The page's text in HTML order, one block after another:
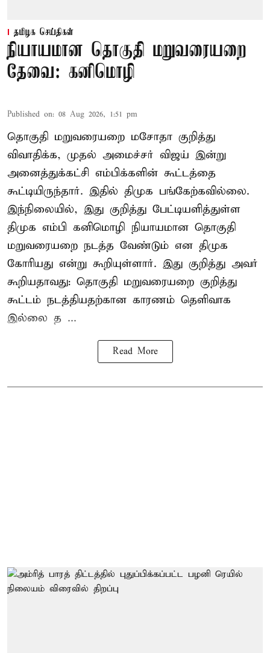
தமிழக செய்திகள்
நியாயமான தொகுதி மறுவரையறை
தேவை: கனிமொழி
Published on: 08 Aug 2026, 1:51 pm
தொகுதி மறுவரையறை மசோதா குறித்து
விவாதிக்க, முதல் அமைச்சர் விஜய் இன்று
அனைத்துக்கட்சி எம்பிக்களின் கூட்டத்தை
கூட்டியிருந்தார். இதில் திமுக பங்கேற்கவில்லை.
இந்நிலையில், இது குறித்து பேட்டியளித்துள்ள
திமுக எம்பி கனிமொழி நியாயமான தொகுதி
மறுவரையறை நடத்த வேண்டும் என திமுக
கோரியது என்று கூறியுள்ளார். இது குறித்து அவர்
கூறியதாவது: தொகுதி மறுவரையறை குறித்து
கூட்டம் நடத்தியதற்கான காரணம் தெளிவாக
இல்லை த ...
Read More